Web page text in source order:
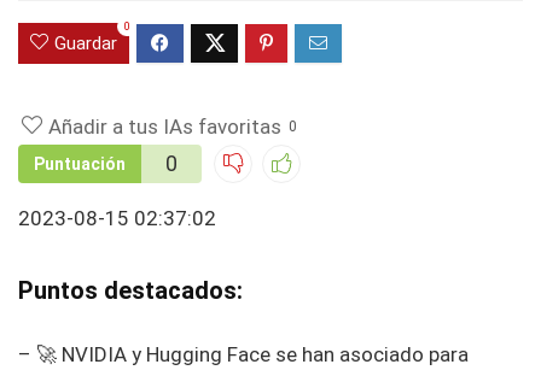
Guardar
0
Añadir a tus IAs favoritas 0
Puntuación 0
2023-08-15 02:37:02
Puntos destacados:
– 🚀 NVIDIA y Hugging Face se han asociado para